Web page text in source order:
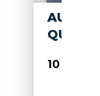
AUDI
10 800€